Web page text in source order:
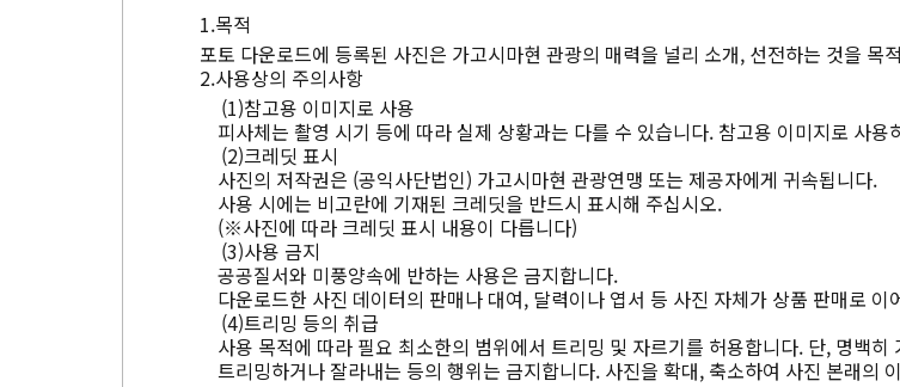
목적
포토 다운로드에 등록된 사진은 가고시마현 관광의 매력을 널리 소개, 선전하는 것을 목
사용상의 주의사항
참고용 이미지로 사용
피사체는 촬영 시기 등에 따라 실제 상황과는 다를 수 있습니다. 참고용 이미지로 사용
크레딧 표시
사진의 저작권은 (공익사단법인) 가고시마현 관광연맹 또는 제공자에게 귀속됩니다.
사용 시에는 비고란에 기재된 크레딧을 반드시 표시해 주십시오.
(※사진에 따라 크레딧 표시 내용이 다릅니다)
사용 금지
공공질서와 미풍양속에 반하는 사용은 금지합니다.
다운로드한 사진 데이터의 판매나 대여, 달력이나 엽서 등 사진 자체가 상품 판매로
트리밍 등의 취급
사용 목적에 따라 필요 최소한의 범위에서 트리밍 및 자르기를 허용합니다. 단, 명백
트리밍하거나 잘라내는 등의 행위는 금지합니다. 사진을 확대, 축소하여 사진 본래의